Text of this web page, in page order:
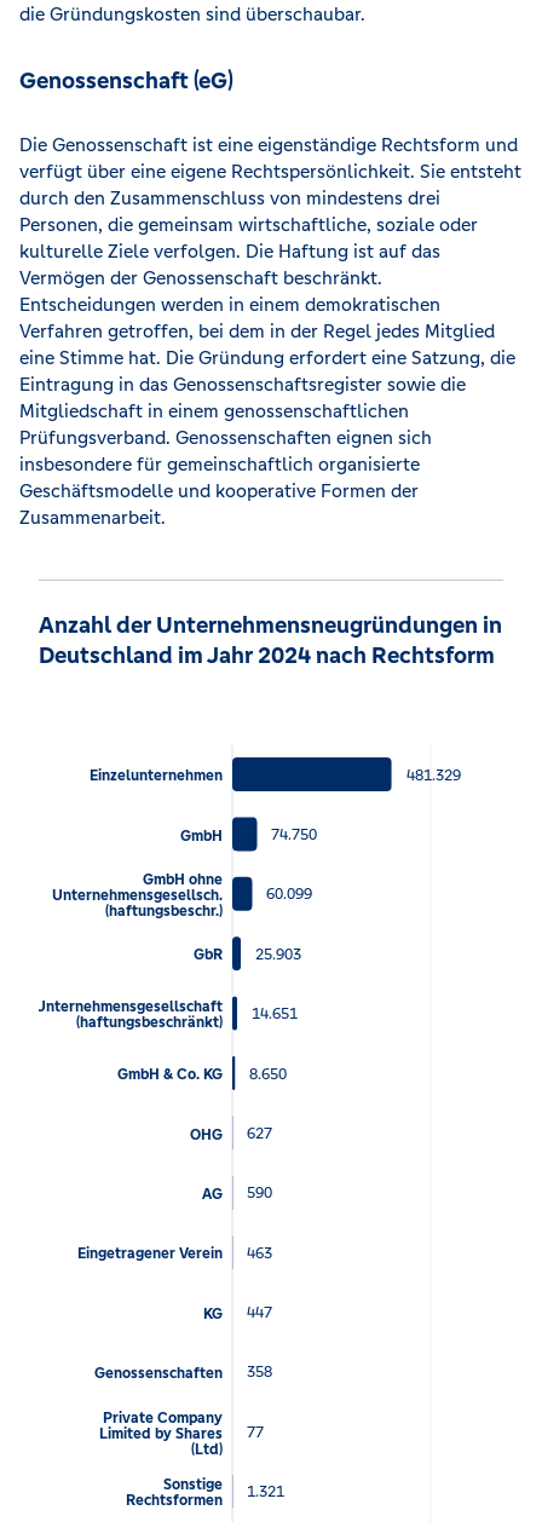
die Gründungskosten sind überschaubar.
Genossenschaft (eG)
Die Genossenschaft ist eine eigenständige Rechtsform und
verfügt über eine eigene Rechtspersönlichkeit. Sie entsteht
durch den Zusammenschluss von mindestens drei
Personen, die gemeinsam wirtschaftliche, soziale oder
kulturelle Ziele verfolgen. Die Haftung ist auf das
Vermögen der Genossenschaft beschränkt.
Entscheidungen werden in einem demokratischen
Verfahren getroffen, bei dem in der Regel jedes Mitglied
eine Stimme hat. Die Gründung erfordert eine Satzung, die
Eintragung in das Genossenschaftsregister sowie die
Mitgliedschaft in einem genossenschaftlichen
Prüfungsverband. Genossenschaften eignen sich
insbesondere für gemeinschaftlich organisierte
Geschäftsmodelle und kooperative Formen der
Zusammenarbeit.
Anzahl der Unternehmensneugründungen in
Deutschland im Jahr 2024 nach Rechtsform
Einzelunternehmen
GmbH
GmbH ohne
Unternehmensgesellsch.
(haftungsbeschr.)
GbR
Unternehmensgesellschaft
(haftungsbeschränkt)
GmbH & Co. KG
OHG
AG
Eingetragener Verein
KG
Genossenschaften
Private Company
Limited by Shares
(Ltd)
Sonstige
Rechtsformen
481.329
74.750
60.099
25.903
14.651
8.650
627
590
463
447
358
77
1.321